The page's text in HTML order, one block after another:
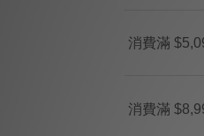
消費滿
消費滿